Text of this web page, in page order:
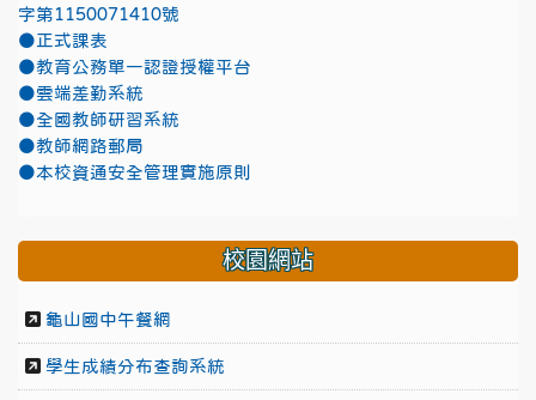
字第1150071410號
●正式課表
●教育公務單一認證授權平台
●雲端差勤系統
●全國教師研習系統
●教師網路郵局
●本校資通安全管理實施原則
校園網站
龜山國中午餐網
學生成績分布查詢系統